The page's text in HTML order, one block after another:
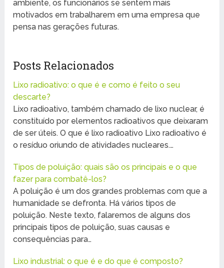
ambiente, os funcionários se sentem mais
motivados em trabalharem em uma empresa que
pensa nas gerações futuras.
Posts Relacionados
Lixo radioativo: o que é e como é feito o seu
descarte?
Lixo radioativo, também chamado de lixo nuclear, é
constituído por elementos radioativos que deixaram
de ser úteis. O que é lixo radioativo Lixo radioativo é
o resíduo oriundo de atividades nucleares.…
Tipos de poluição: quais são os principais e o que
fazer para combatê-los?
A poluição é um dos grandes problemas com que a
humanidade se defronta. Há vários tipos de
poluição. Neste texto, falaremos de alguns dos
principais tipos de poluição, suas causas e
consequências para…
Lixo industrial: o que é e do que é composto?